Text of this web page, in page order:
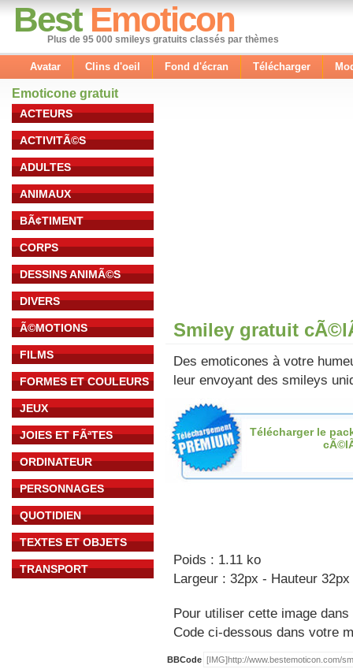
Best Emoticon
Plus de 95 000 smileys gratuits classés par thèmes
Avatar Clins d'oeil Fond d'écran Télécharger
Emoticone gratuit
ACTEURS
ACTIVITÃ©S
ADULTES
ANIMAUX
BÃ¢TIMENT
CORPS
DESSINS ANIMÃ©S
DIVERS
Ã©MOTIONS
FILMS
FORMES ET COULEURS
JEUX
JOIES ET FÃªTES
ORDINATEUR
PERSONNAGES
QUOTIDIEN
TEXTES ET OBJETS
TRANSPORT
Smiley gratuit
Des emoticones à votre
leur envoyant des smileys
Télécharger le
Poids : 1.11 ko
Largeur : 32px - Hauteur 32px
Pour utiliser cette image
Code ci-dessous dans votre
BBCode